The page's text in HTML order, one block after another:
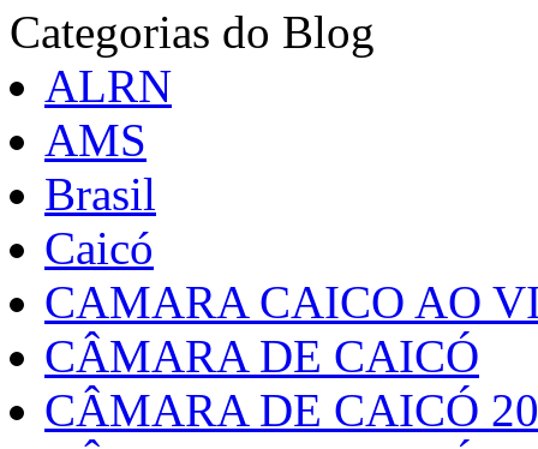
Categorias do Blog
ALRN
AMS
Brasil
Caicó
CAMARA CAICO AO
CÂMARA DE CAICÓ
CÂMARA DE CAICÓ